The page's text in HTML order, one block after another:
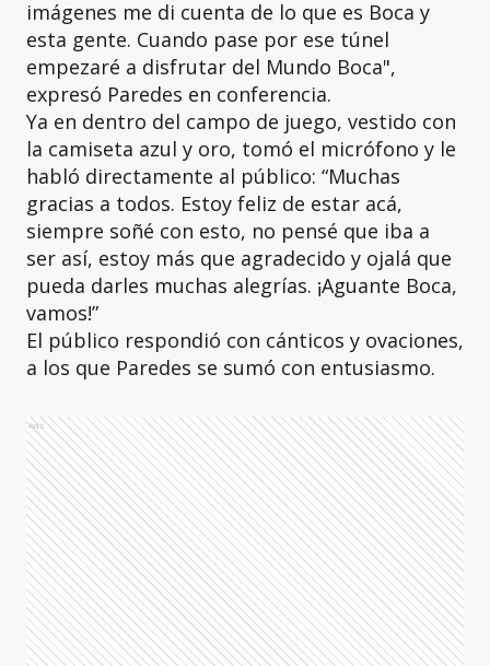
imágenes me di cuenta de lo que es Boca y
esta gente. Cuando pase por ese túnel
empezaré a disfrutar del Mundo Boca",
expresó Paredes en conferencia.
Ya en dentro del campo de juego, vestido con
la camiseta azul y oro, tomó el micrófono y le
habló directamente al público: “Muchas
gracias a todos. Estoy feliz de estar acá,
siempre soñé con esto, no pensé que iba a
ser así, estoy más que agradecido y ojalá que
pueda darles muchas alegrías. ¡Aguante Boca,
vamos!”
El público respondió con cánticos y ovaciones,
a los que Paredes se sumó con entusiasmo.
Ads